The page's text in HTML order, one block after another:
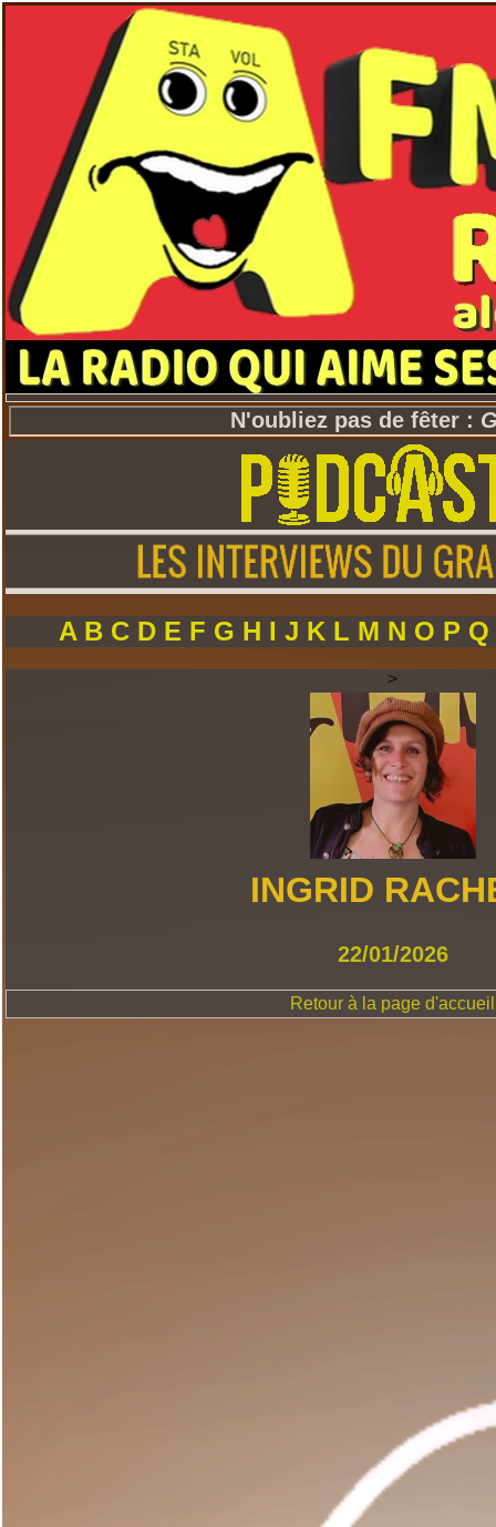
A B C D E F G H IJ K L M N O P
>
INGRID
22/01/2026
Retour à la page d'accueil